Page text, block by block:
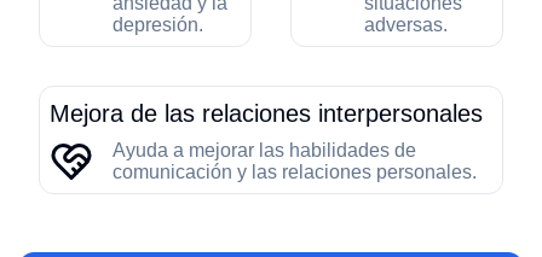
depresión.
adversas.
Mejora de las relaciones interpersonales
Ayuda a mejorar las habilidades de
comunicación y las relaciones personales.